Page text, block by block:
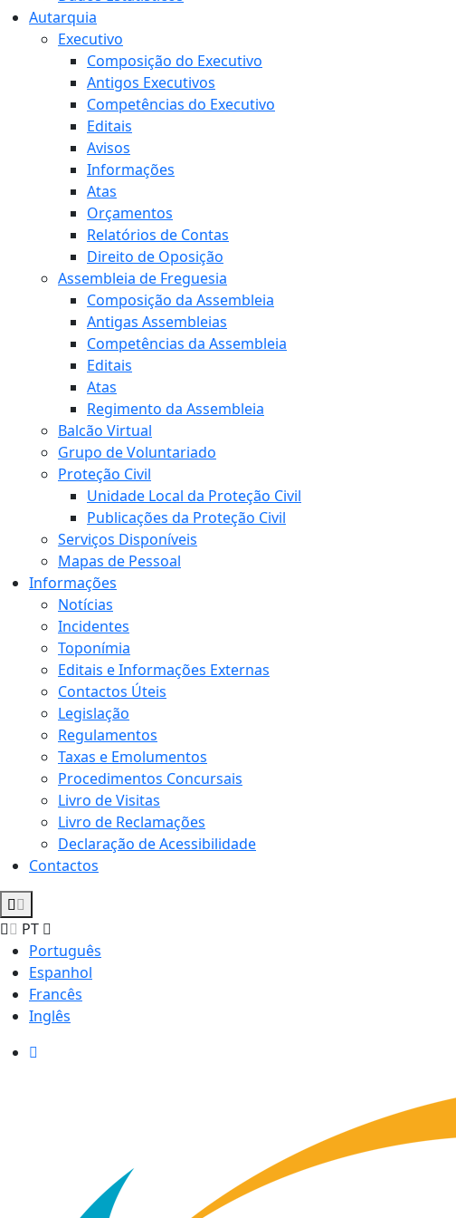
Autarquia
Executivo
Composição do Executivo
Antigos Executivos
Competências do Executivo
Editais
Avisos
Informações
Atas
Orçamentos
Relatórios de Contas
Direito de Oposição
Assembleia de Freguesia
Composição da Assembleia
Antigas Assembleias
Competências da Assembleia
Editais
Atas
Regimento da Assembleia
Balcão Virtual
Grupo de Voluntariado
Proteção Civil
Unidade Local da Proteção Civil
Publicações da Proteção Civil
Serviços Disponíveis
Mapas de Pessoal
Informações
Notícias
Incidentes
Toponímia
Editais e Informações Externas
Contactos Úteis
Legislação
Regulamentos
Taxas e Emolumentos
Procedimentos Concursais
Livro de Visitas
Livro de Reclamações
Declaração de Acessibilidade
Contactos
PT
Português
Espanhol
Francês
Inglês